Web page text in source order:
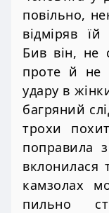
повільно,
відміряв
Бив він, не
проте й не
удару в
багряний
трохи
поправила
вклонилася
камзолах
пильно